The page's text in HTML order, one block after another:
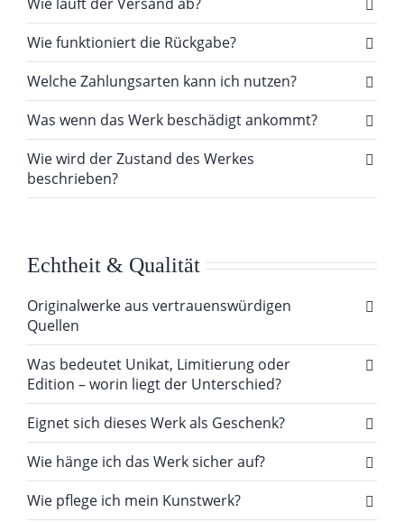
Wie funktioniert die Rückgabe?
Welche Zahlungsarten kann ich nutzen?
Was wenn das Werk beschädigt ankommt?
Wie wird der Zustand des Werkes
beschrieben?
Echtheit & Qualität
Originalwerke aus vertrauenswürdigen
Quellen
Was bedeutet Unikat, Limitierung oder
Edition – worin liegt der Unterschied?
Eignet sich dieses Werk als Geschenk?
Wie hänge ich das Werk sicher auf?
Wie pflege ich mein Kunstwerk?